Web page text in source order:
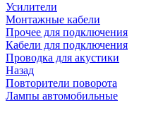
Усилители
Монтажные кабели
Прочее для подключения
Кабели для подключения
Проводка для акустики
Назад
Повторители поворота
Лампы автомобильные